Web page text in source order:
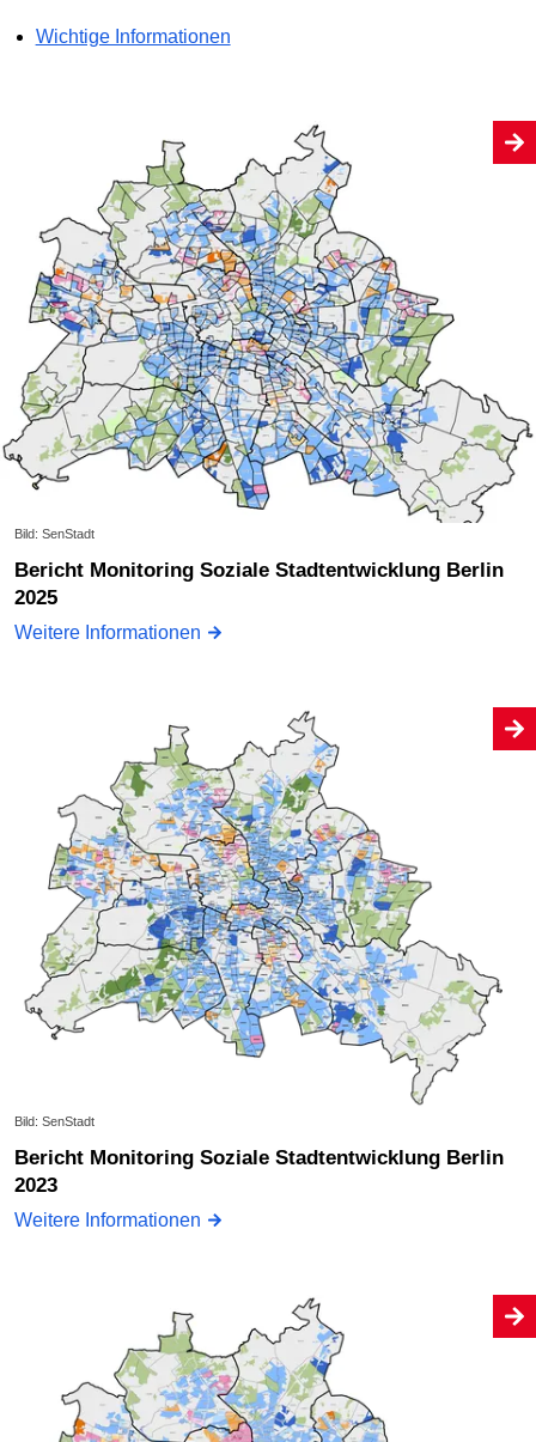
Wichtige Informationen
Bild: SenStadt
Bericht Monitoring Soziale Stadtentwicklung Berlin
2025
Weitere Informationen
Bild: SenStadt
Bericht Monitoring Soziale Stadtentwicklung Berlin
2023
Weitere Informationen